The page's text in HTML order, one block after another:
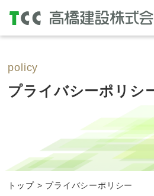
policy
プライバシーポリシ
トップ> プライバシーポリシー